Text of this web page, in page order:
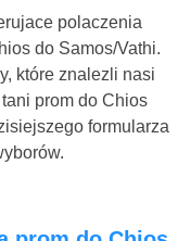
polaczenia
do Samos/Vathi.
które znalezli nasi
prom do Chios
formularza